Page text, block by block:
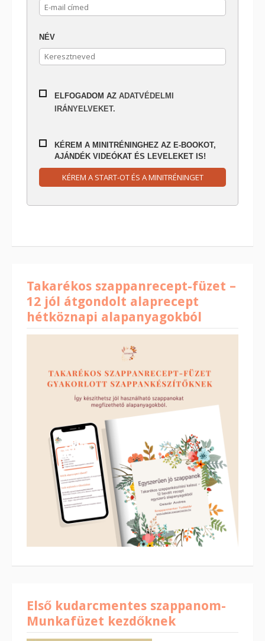
NÉV
ELFOGADOM AZ ADATVÉDELMI
IRÁNYELVEKET.
KÉREM A MINITRÉNINGHEZ AZ E-BOOKOT,
AJÁNDÉK VIDEÓKAT ÉS LEVELEKET IS!
KÉREM A START-OT ÉS A MINITRÉNINGET
Takarékos szappanrecept-füzet –
12 jól átgondolt alaprecept
hétköznapi alapanyagokból
Első kudarcmentes szappanom-
Munkafüzet kezdőknek